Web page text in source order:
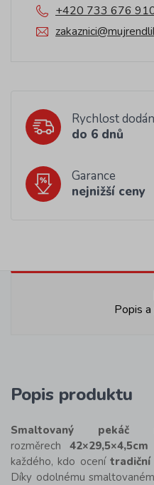
+420 733 676
Rychlost
do 6 dnů
Garance
nejnižší ceny
Popis
Popis produktu
Smaltovaný pekáč
rozměrech
42×29,5×4,5cm
každého, kdo ocení
Díky odolnému